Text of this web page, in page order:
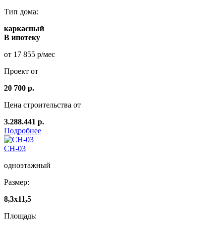
Тип дома:
каркасный
В ипотеку
от 17 855 р/мес
Проект от
20 700 р.
Цена строительства от
3.288.441 р.
Подробнее
СН-03
одноэтажный
Размер:
8,3х11,5
Площадь: